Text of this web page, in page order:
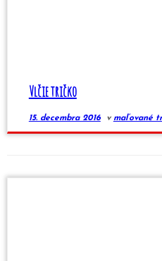
Vlčie tričko
15. decembra 2016v maľované